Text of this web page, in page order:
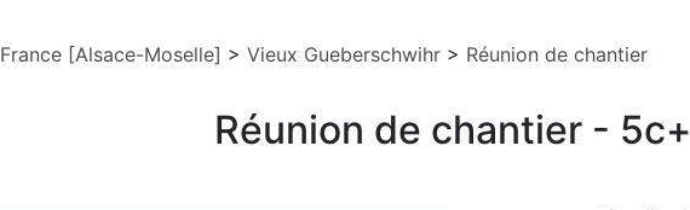
France [Alsace-Moselle] > Vieux Gueberschwihr > Réunion de chantier
Réunion de chantier - 5c+